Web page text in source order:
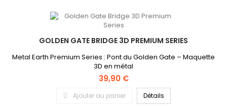
GOLDEN GATE BRIDGE 3D PREMIUM SERIES
Metal Earth Premium Series : Pont du Golden Gate – Maquette
3D en métal
39,90 €
Ajouter au panier Détails